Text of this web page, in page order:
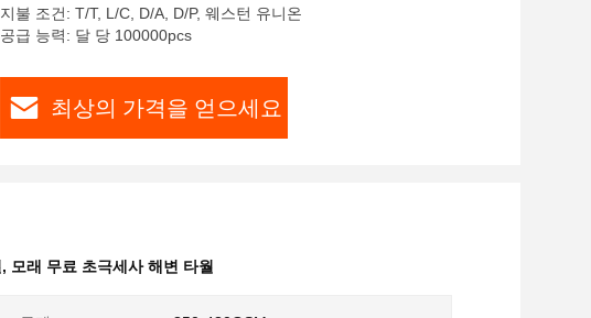
지불 조건: T/T, L/C, D/A, D/P, 웨스턴 유니온
공급 능력: 달 당 100000pcs
최상의 가격을 얻으세요
, 모래 무료 초극세사 해변 타월